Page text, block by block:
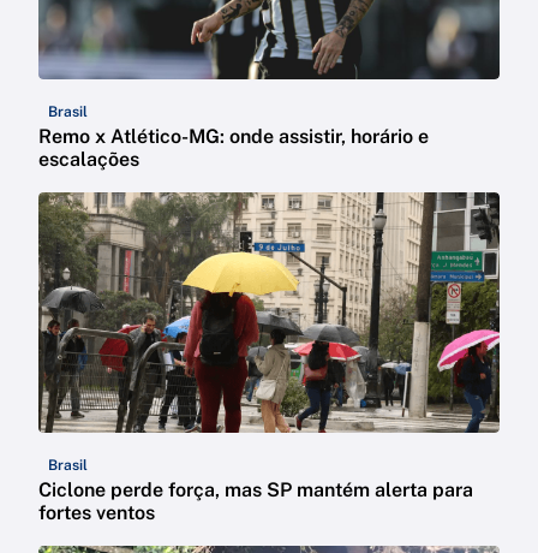
Brasil
Remo x Atlético-MG: onde assistir, horário e
escalações
Brasil
Ciclone perde força, mas SP mantém alerta para
fortes ventos